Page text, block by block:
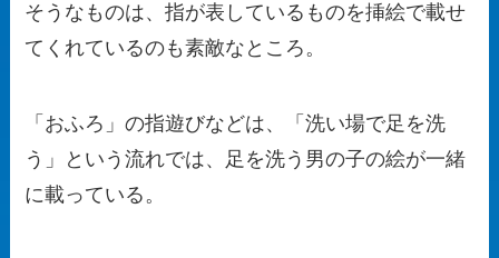
そうなものは、指が表しているものを挿絵で載せ
てくれているのも素敵なところ。
「おふろ」の指遊びなどは、「洗い場で足を洗
う」という流れでは、足を洗う男の子の絵が一緒
に載っている。